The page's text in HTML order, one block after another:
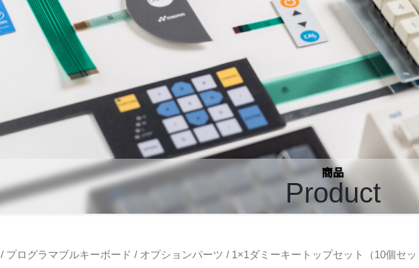
商品
Product
/ プログラマブルキーボード / オプションパーツ / 1×1ダミーキートップセット（10個セ